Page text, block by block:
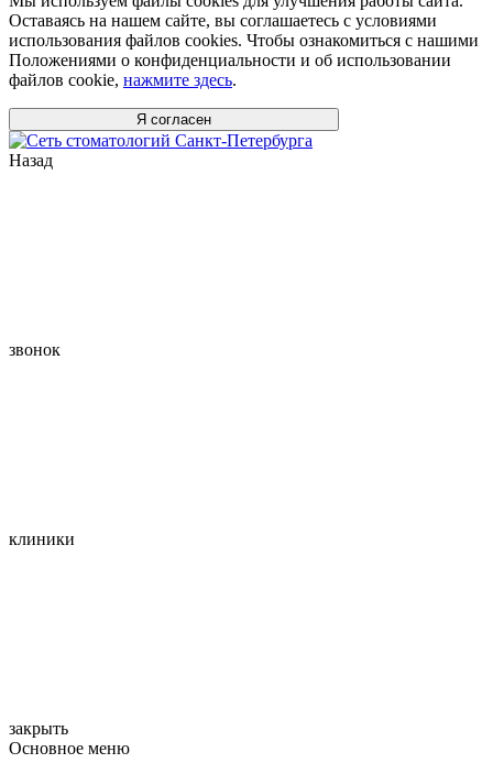
Оставаясь на нашем сайте, вы соглашаетесь с условиями
использования файлов cookies. Чтобы ознакомиться с нашими
Положениями о конфиденциальности и об использовании
файлов cookie, нажмите здесь.
Я согласен
Назад
звонок
клиники
закрыть
Основное меню